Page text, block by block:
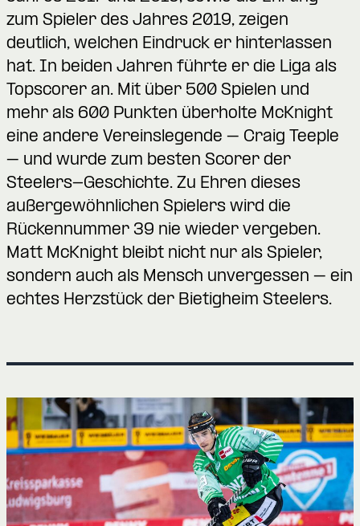
zum Spieler des Jahres 2019, zeigen
deutlich, welchen Eindruck er hinterlassen
hat. In beiden Jahren führte er die Liga als
Topscorer an. Mit über 500 Spielen und
mehr als 600 Punkten überholte McKnight
eine andere Vereinslegende – Craig Teeple
– und wurde zum besten Scorer der
Steelers-Geschichte. Zu Ehren dieses
außergewöhnlichen Spielers wird die
Rückennummer 39 nie wieder vergeben.
Matt McKnight bleibt nicht nur als Spieler,
sondern auch als Mensch unvergessen – ein
echtes Herzstück der Bietigheim Steelers.